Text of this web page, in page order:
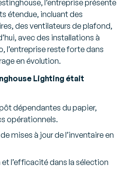
l’entreprise présente
étendue, incluant des
des ventilateurs de plafond,
avec des installations à
l’entreprise reste forte dans
en évolution.
Lighting était
dépendantes du papier,
opérationnels.
mises à jour de l’inventaire en
l’efficacité dans la sélection